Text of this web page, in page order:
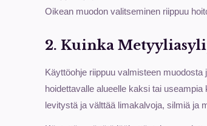
Oikean muodon valitseminen riippuu
2. Kuinka
Käyttöohje riippuu valmisteen
hoidettavalle alueelle kaksi tai
levitystä ja välttää limakalvoja, silmiä ja